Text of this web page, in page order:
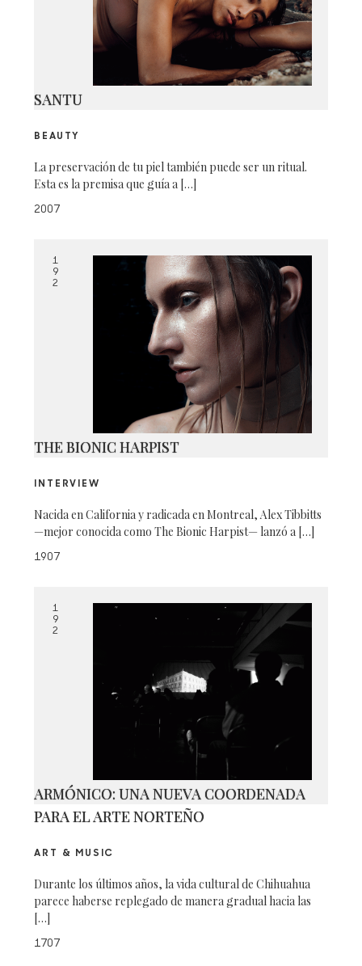
SANTU
BEAUTY
La preservación de tu piel también puede ser un ritual.
Esta es la premisa que guía a […]
2007
1
9
2
THE BIONIC HARPIST
INTERVIEW
Nacida en California y radicada en Montreal, Alex Tibbitts
—mejor conocida como The Bionic Harpist— lanzó a […]
1907
1
9
2
ARMÓNICO: UNA NUEVA COORDENADA
PARA EL ARTE NORTEÑO
ART & MUSIC
Durante los últimos años, la vida cultural de Chihuahua
parece haberse replegado de manera gradual hacia las
[…]
1707